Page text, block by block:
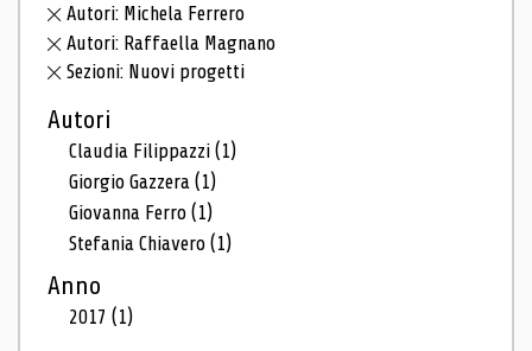
Autori: Michela Ferrero
Autori: Raffaella Magnano
Sezioni: Nuovi progetti
Autori
Claudia Filippazzi(1)
Giorgio Gazzera(1)
Giovanna Ferro(1)
Stefania Chiavero(1)
Anno
2017(1)